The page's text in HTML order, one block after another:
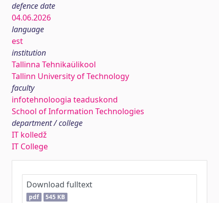
defence date
04.06.2026
language
est
institution
Tallinna Tehnikaülikool
Tallinn University of Technology
faculty
infotehnoloogia teaduskond
School of Information Technologies
department / college
IT kolledž
IT College
Download fulltext
pdf 545 KB